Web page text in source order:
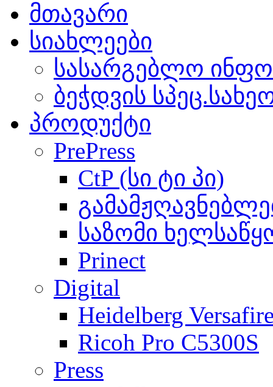
მთავარი
სიახლეები
სასარგებლო ინფო
ბეჭდვის
პროდუქტი
PrePress
CtP (სი ტი პი)
საზომი
Prinect
Digital
Heidelberg
Ricoh Pro C5300S
Press